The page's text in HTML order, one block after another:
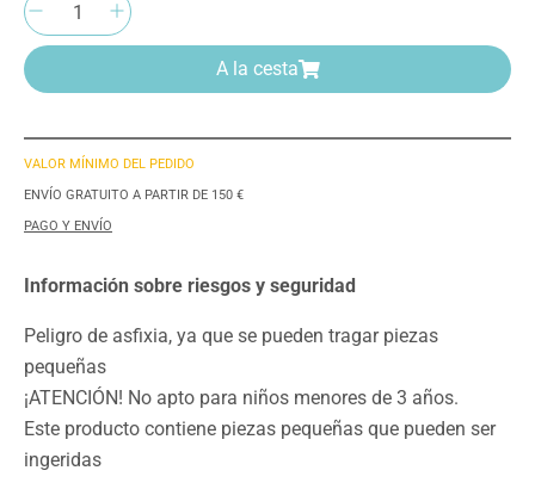
A la cesta
VALOR MÍNIMO DEL PEDIDO
ENVÍO GRATUITO A PARTIR DE 150 €
PAGO Y ENVÍO
Información sobre riesgos y seguridad
Peligro de asfixia, ya que se pueden tragar piezas
pequeñas
¡ATENCIÓN! No apto para niños menores de 3 años.
Este producto contiene piezas pequeñas que pueden ser
ingeridas